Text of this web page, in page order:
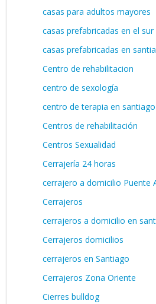
casas para adultos mayores
casas prefabricadas en el sur
casas prefabricadas en
Centro de rehabilitacion
centro de sexología
centro de terapia en santiago
Centros de rehabilitación
Centros Sexualidad
Cerrajería 24 horas
cerrajero a domicilio Puente
Cerrajeros
cerrajeros a domicilio en
Cerrajeros domicilios
cerrajeros en Santiago
Cerrajeros Zona Oriente
Cierres bulldog